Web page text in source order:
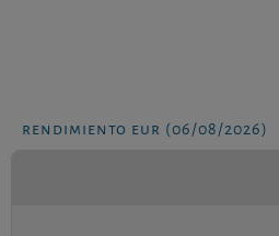
rendimiento eur (06/08/2026)